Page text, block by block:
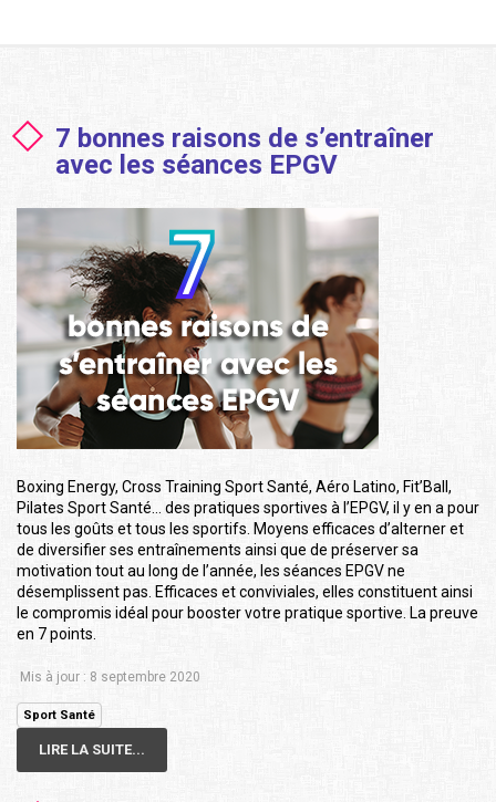
7 bonnes raisons de s’entraîner
avec les séances EPGV
Boxing Energy, Cross Training Sport Santé, Aéro Latino, Fit’Ball,
Pilates Sport Santé… des pratiques sportives à l’EPGV, il y en a pour
tous les goûts et tous les sportifs. Moyens efficaces d’alterner et
de diversifier ses entraînements ainsi que de préserver sa
motivation tout au long de l’année, les séances EPGV ne
désemplissent pas. Efficaces et conviviales, elles constituent ainsi
le compromis idéal pour booster votre pratique sportive. La preuve
en 7 points.
Mis à jour : 8 septembre 2020
Sport Santé
LIRE LA SUITE...